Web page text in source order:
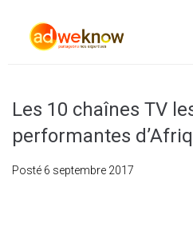
Les 10 chaînes TV
performantes
Posté 6 septembre 2017